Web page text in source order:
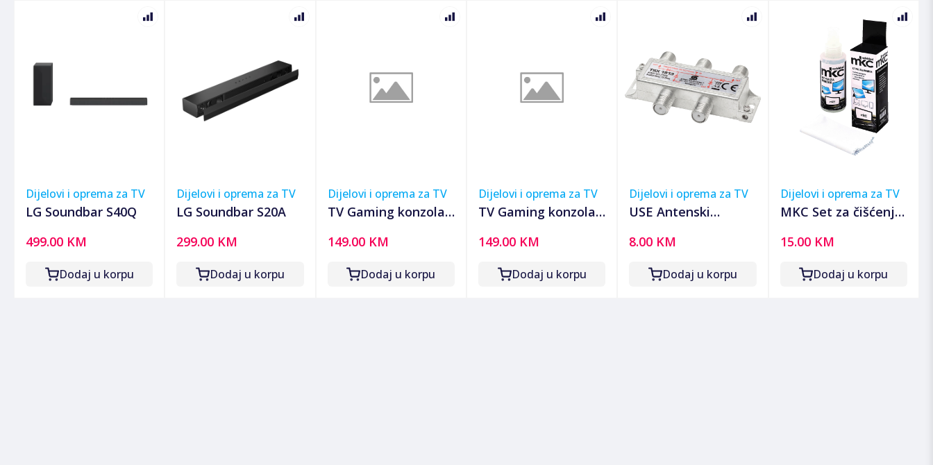
Dijelovi i oprema za TV
LG Soundbar S40Q
499.00 KM
Dodaj u korpu
Dijelovi i oprema za TV
LG Soundbar S20A
299.00 KM
Dodaj u korpu
Dijelovi i oprema za TV
TV Gaming konzola
screen
149.00 KM
Dodaj u korpu
Dijelovi i oprema za TV
TV Gaming konzola
149.00 KM
Dodaj u korpu
Dijelovi i oprema za TV
USE Antenski
izlaza, 5-2400 MHz -
TSX 1913
8.00 KM
Dodaj u korpu
Dijelovi i oprema za TV
MKC Set za čišćenje
Kit V01052
15.00 KM
Dodaj u korpu